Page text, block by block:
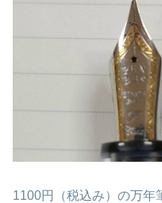
1100円（税込み）の万年